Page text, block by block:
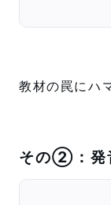
教材の罠にハ
その②：発